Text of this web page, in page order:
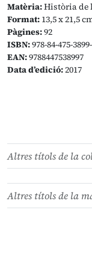
Matèria:Història de
Format: 13,5 x 21,5
Pàgines:92
ISBN:978-84-475-
EAN:9788447538997
Data d’edició:2017
Altres títols de la
Altres títols de la